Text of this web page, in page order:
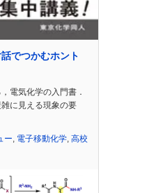
でつかむホント
電気化学の入門書．
に見える現象の要
ー, 電子移動化学, 高校